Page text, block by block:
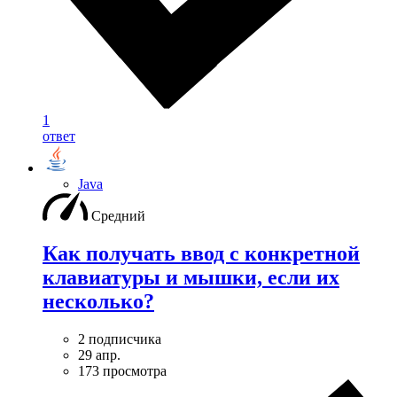
1
ответ
Java
Средний
Как получать ввод с конкретной
клавиатуры и мышки, если их
несколько?
2 подписчика
29 апр.
173 просмотра